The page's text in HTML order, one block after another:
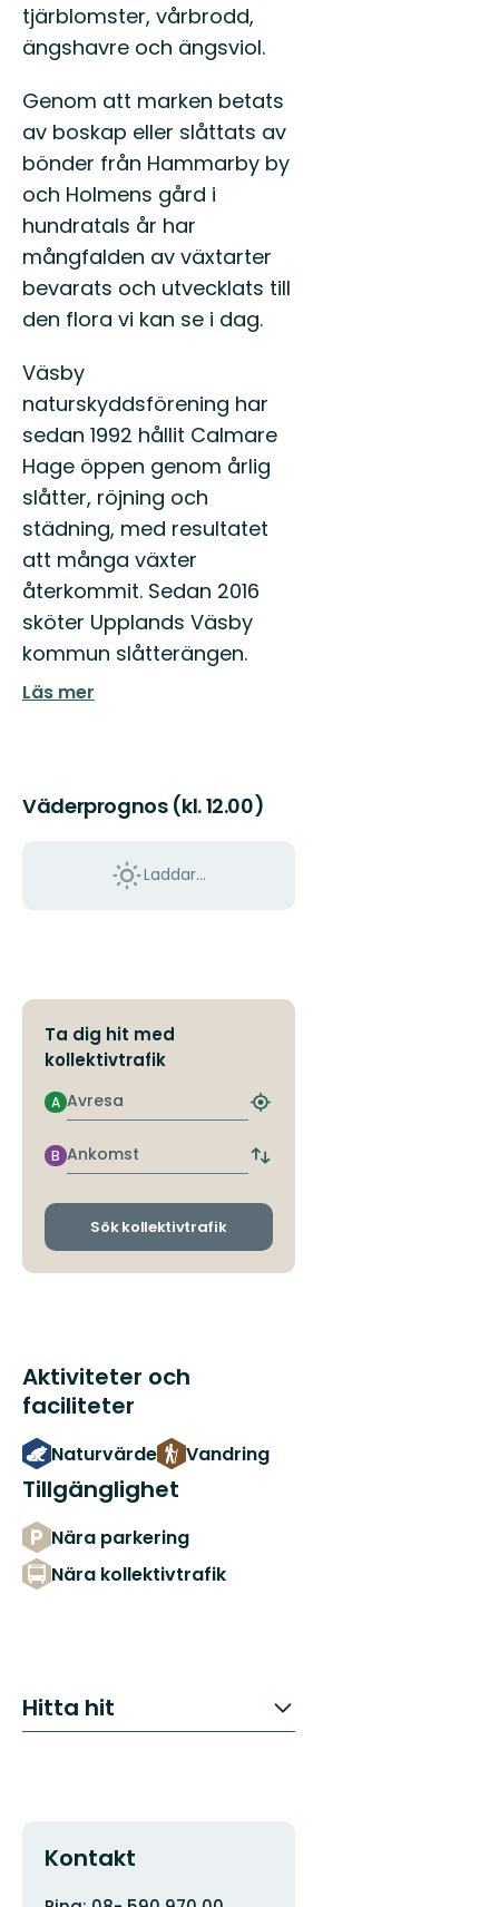
tjärblomster, vårbrodd,
ängshavre och ängsviol.
Genom att marken betats
av boskap eller slåttats av
bönder från Hammarby by
och Holmens gård i
hundratals år har
mångfalden av växtarter
bevarats och utvecklats till
den flora vi kan se i dag.
Väsby
naturskyddsförening har
sedan 1992 hållit Calmare
Hage öppen genom årlig
slåtter, röjning och
städning, med resultatet
att många växter
återkommit. Sedan 2016
sköter Upplands Väsby
kommun slåtterängen.
Läs mer
Väderprognos (kl. 12.00)
Laddar...
Ta dig hit med
kollektivtrafik
Avresa
A
Hitta
hållplats
Ankomst
B
Byt
och
Sök kollektivtrafik
Aktiviteter och
faciliteter
Naturvärde Vandring
Tillgänglighet
Nära parkering
Nära kollektivtrafik
Hitta hit
Kontakt